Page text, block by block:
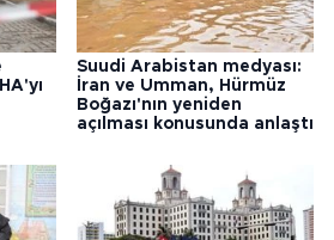
Suudi Arabistan medyası:
İran ve Umman, Hürmüz
Boğazı'nın yeniden
açılması konusunda anlaştı